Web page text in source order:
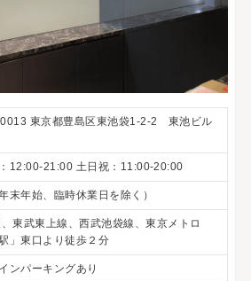
東京都豊島区東池袋1-2-2 東池ビル
12:00-21:00 土日祝：11:00-20:00
末年始、臨時休業日を除く）
東武東上線、西武池袋線、東京メトロ
駅」東口より徒歩２分
ンパーキングあり